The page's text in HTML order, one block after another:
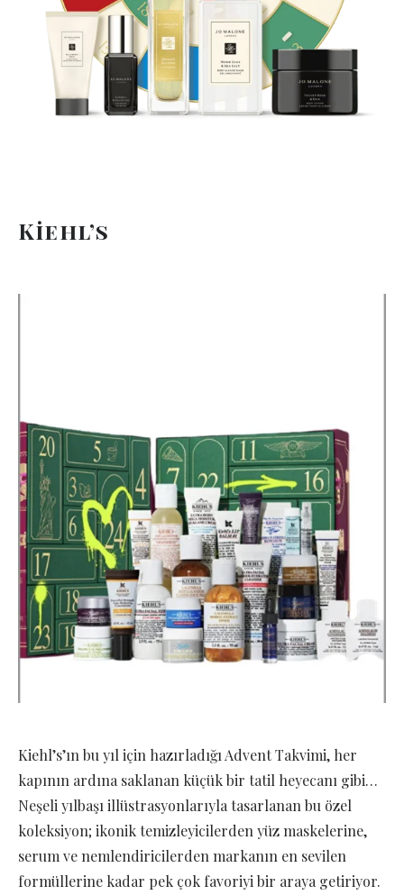
Kiehl’s
Kiehl’s’ın bu yıl için hazırladığı Advent Takvimi, her
kapının ardına saklanan küçük bir tatil heyecanı gibi…
Neşeli yılbaşı illüstrasyonlarıyla tasarlanan bu özel
koleksiyon; ikonik temizleyicilerden yüz maskelerine,
serum ve nemlendiricilerden markanın en sevilen
formüllerine kadar pek çok favoriyi bir araya getiriyor.